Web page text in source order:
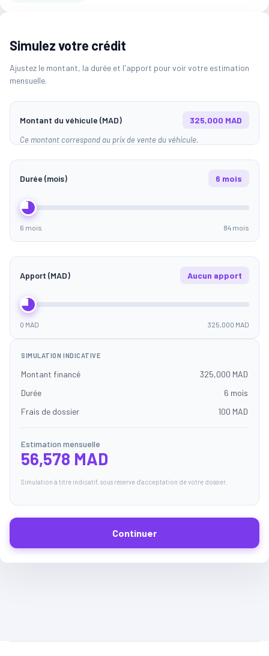
Simulez votre crédit
Ajustez le montant, la durée et l'apport pour voir votre estimation
mensuelle.
Montant du véhicule (MAD) 325,000 MAD
Ce montant correspond au prix de vente du véhicule.
Durée (mois) 6 mois
6 mois 84 mois
Apport (MAD) Aucun apport
0 MAD 325,000 MAD
SIMULATION INDICATIVE
Montant financé
325,000 MAD
Durée
6 mois
Frais de dossier
100 MAD
Estimation mensuelle
56,578 MAD
Simulation à titre indicatif, sous réserve d'acceptation de votre dossier.
Continuer